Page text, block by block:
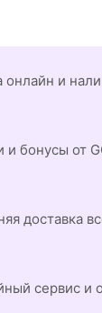
онлайн и
и бонусы от
доставка
сервис и